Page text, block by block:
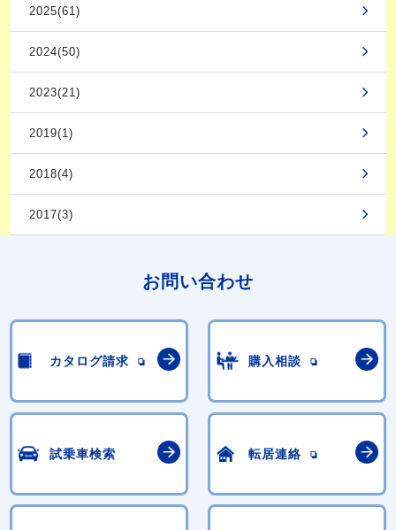
2025(61)
2024(50)
2023(21)
2019(1)
2018(4)
2017(3)
お問い合わせ
カタログ請求 購入相談
試乗車検索 転居連絡